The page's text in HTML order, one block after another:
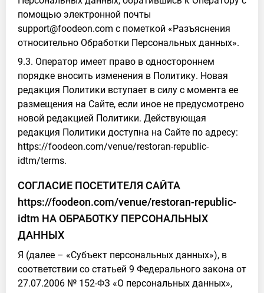
помощью электронной почты
support@foodeon.com с пометкой «Разъяснения
относительно Обработки Персональных данных».
9.3. Оператор имеет право в одностороннем
порядке вносить изменения в Политику. Новая
редакция Политики вступает в силу с момента ее
размещения на Сайте, если иное не предусмотрено
новой редакцией Политики. Действующая
редакция Политики доступна на Сайте по адресу:
https://foodeon.com/venue/restoran-republic-
idtm/terms.
СОГЛАСИЕ ПОСЕТИТЕЛЯ САЙТА
https://foodeon.com/venue/restoran-republic-
idtm НА ОБРАБОТКУ ПЕРСОНАЛЬНЫХ
ДАННЫХ
Я (далее – «Субъект персональных данных»), в
соответствии со статьей 9 Федерального закона от
27.07.2006 № 152-ФЗ «О персональных данных»,